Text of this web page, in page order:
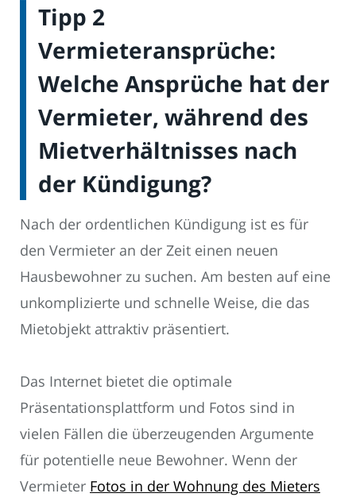
Tipp 2
Vermieteransprüche:
Welche Ansprüche hat der
Vermieter, während des
Mietverhältnisses nach
der Kündigung?
Nach der ordentlichen Kündigung ist es für
den Vermieter an der Zeit einen neuen
Hausbewohner zu suchen. Am besten auf eine
unkomplizierte und schnelle Weise, die das
Mietobjekt attraktiv präsentiert.
Das Internet bietet die optimale
Präsentationsplattform und Fotos sind in
vielen Fällen die überzeugenden Argumente
für potentielle neue Bewohner. Wenn der
Vermieter Fotos in der Wohnung des Mieters